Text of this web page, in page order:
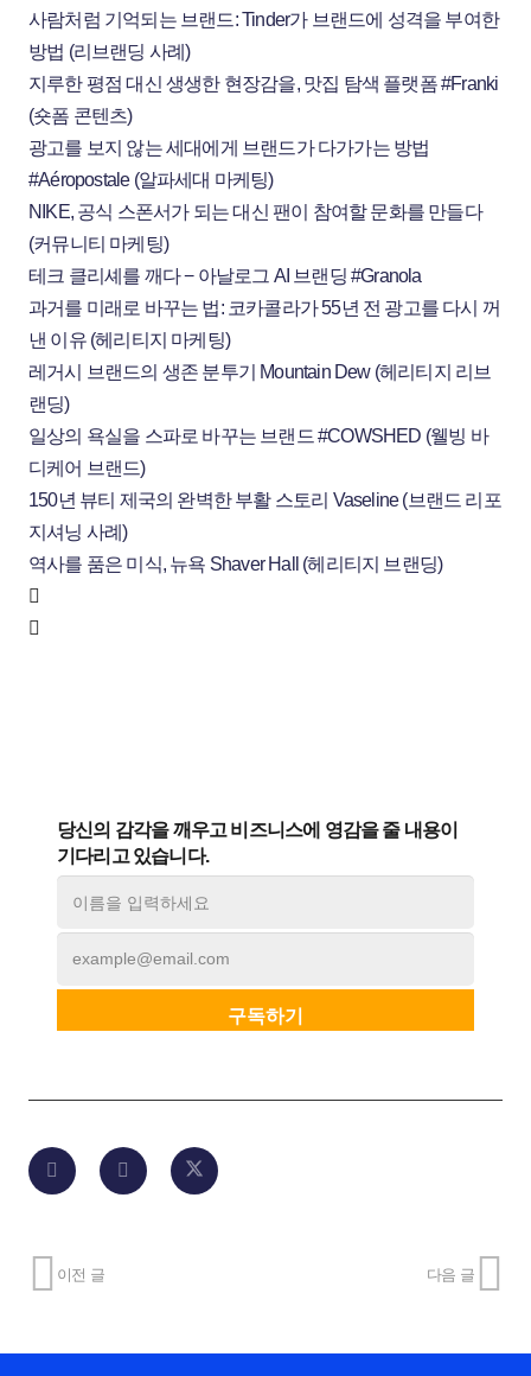
사람처럼 기억되는 브랜드: Tinder가 브랜드에 성격을 부여한
방법 (리브랜딩 사례)
지루한 평점 대신 생생한 현장감을, 맛집 탐색 플랫폼 #Franki
(숏폼 콘텐츠)
광고를 보지 않는 세대에게 브랜드가 다가가는 방법
#Aéropostale (알파세대 마케팅)
NIKE, 공식 스폰서가 되는 대신 팬이 참여할 문화를 만들다
(커뮤니티 마케팅)
테크 클리셰를 깨다 − 아날로그 AI 브랜딩 #Granola
과거를 미래로 바꾸는 법: 코카콜라가 55년 전 광고를 다시 꺼
낸 이유 (헤리티지 마케팅)
레거시 브랜드의 생존 분투기 Mountain Dew (헤리티지 리브
랜딩)
일상의 욕실을 스파로 바꾸는 브랜드 #COWSHED (웰빙 바
디케어 브랜드)
150년 뷰티 제국의 완벽한 부활 스토리 Vaseline (브랜드 리포
지셔닝 사례)
역사를 품은 미식, 뉴욕 Shaver Hall (헤리티지 브랜딩)
당신의 감각을 깨우고 비즈니스에 영감을 줄 내용이
기다리고 있습니다.
이전 글 다음 글